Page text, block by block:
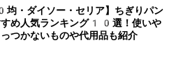
・ダイソー・セリア】ちぎりパン
すめ人気ランキング10選！使いや
つかないものや代用品も紹介